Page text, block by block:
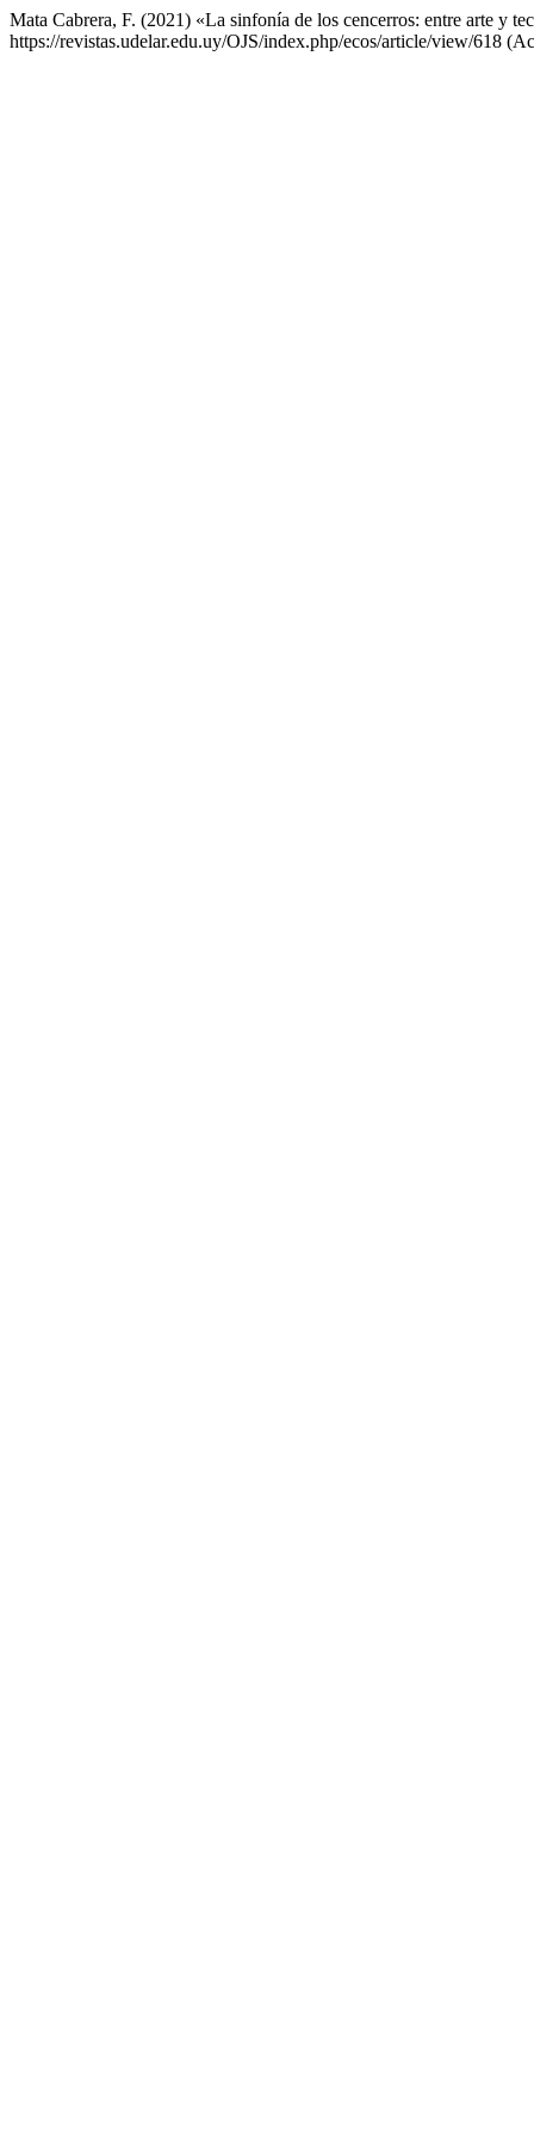
Mata Cabrera, F. (2021) «La sinfonía de los cencerros: entre arte y
https://revistas.udelar.edu.uy/OJS/index.php/ecos/article/view/618